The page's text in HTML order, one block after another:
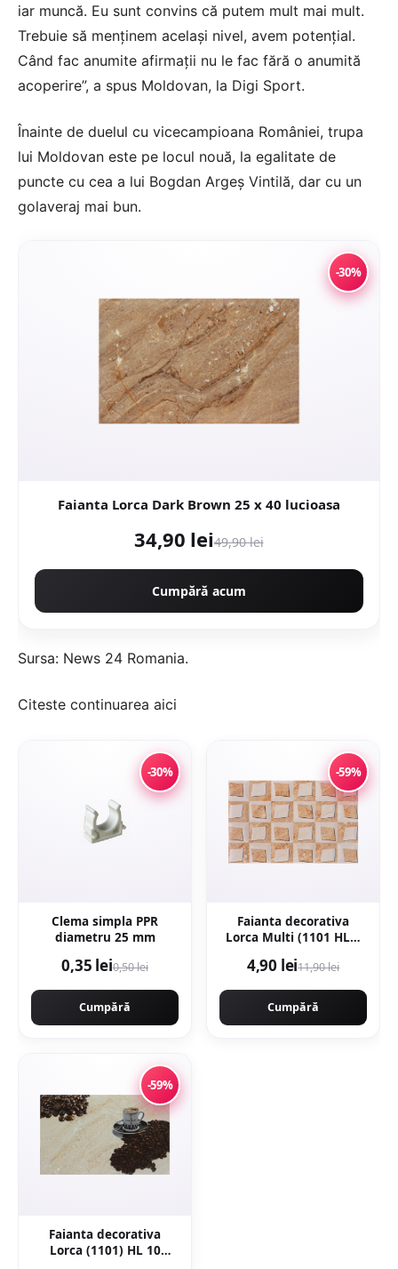
iar muncă. Eu sunt convins că putem mult mai mult.
Trebuie să menținem același nivel, avem potențial.
Când fac anumite afirmații nu le fac fără o anumită
acoperire”, a spus Moldovan, la Digi Sport.
Înainte de duelul cu vicecampioana României, trupa
lui Moldovan este pe locul nouă, la egalitate de
puncte cu cea a lui Bogdan Argeș Vintilă, dar cu un
golaveraj mai bun.
-30%
Faianta Lorca Dark Brown 25 x 40 lucioasa
34,90 lei49,90 lei
Cumpără acum
Sursa: News 24 Romania.
Citeste continuarea aici
-30%
Clema simpla PPR
diametru 25 mm
0,35 lei0,50 lei
Cumpără
-59%
Faianta decorativa
Lorca Multi (1101 HL1)
4,90 lei11,90 lei
Cumpără
-59%
Faianta decorativa
Lorca (1101) HL 10